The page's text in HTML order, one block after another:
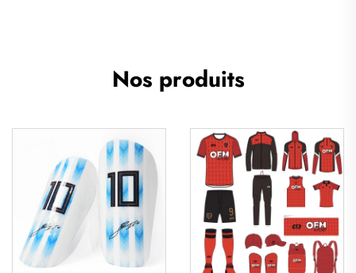
Nos produits